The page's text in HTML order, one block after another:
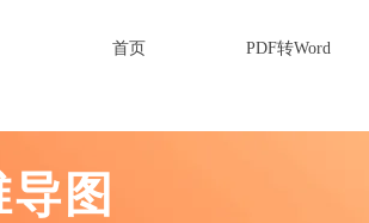
首页 PDF转Word
图